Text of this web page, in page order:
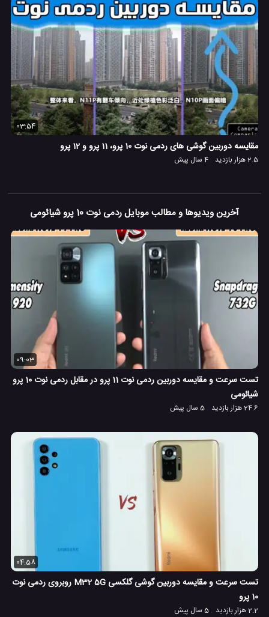
03:54
مقایسه دوربین گوشی های ردمی نوت 10 پرو، 11 پرو و 12 پرو
2.5 هزار بازدید 4 سال پیش
آخرین ویدیوها و مطالب موبایل ردمی نوت 10 پرو شیائومی
09:03
تست سرعت و مقایسه دوربین ردمی نوت 11 پرو در مقابل ردمی نوت 10 پرو
شیائومی
24.6 هزار بازدید 5 سال پیش
04:58
تست سرعت و مقایسه دوربین گوشی گلکسی M32 5G روبروی ردمی نوت
10 پرو
2.2 هزار بازدید 5 سال پیش